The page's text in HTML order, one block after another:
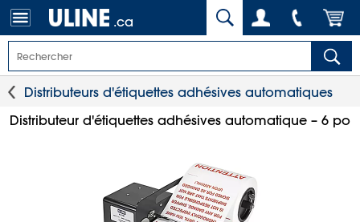
.ca
Distributeurs d'étiquettes adhésives automatiques
Distributeur d'étiquettes adhésives automatique – 6 po